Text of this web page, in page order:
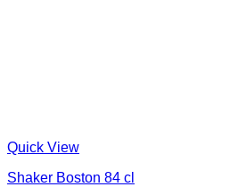
Quick View
Shaker Boston 84 cl